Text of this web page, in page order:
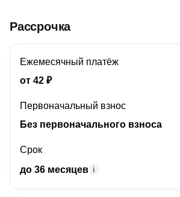
Рассрочка
Ежемесячный платёж
от 42 ₽
Первоначальный взнос
Без первоначального взноса
Срок
до 36 месяцев i